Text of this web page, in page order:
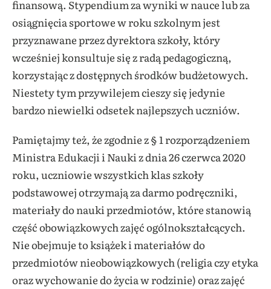
finansową. Stypendium za wyniki w nauce lub za
osiągnięcia sportowe w roku szkolnymjest
przyznawane przez dyrektora szkoły, który
wcześniej konsultuje się z radą pedagogiczną,
korzystając z dostępnych środków budżetowych.
Niestety tym przywilejem cieszy się jedynie
bardzo niewielki odsetek najlepszych uczniów.
Pamiętajmy też, że zgodnie z § 1 rozporządzeniem
Ministra Edukacji i Nauki z dnia 26 czerwca 2020
roku, uczniowie wszystkich klas szkoły
podstawowej otrzymają za darmo podręczniki,
materiały do nauki przedmiotów, które stanowią
część obowiązkowych zajęć ogólnokształcących.
Nie obejmuje to książek i materiałów do
przedmiotów nieobowiązkowych (religia czy etyka
oraz wychowanie do życia w rodzinie) oraz zajęć